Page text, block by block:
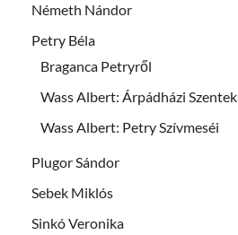
Németh Nándor
Petry Béla
Braganca Petryről
Wass Albert: Árpádházi Szentek
Wass Albert: Petry Szívmeséi
Plugor Sándor
Sebek Miklós
Sinkó Veronika